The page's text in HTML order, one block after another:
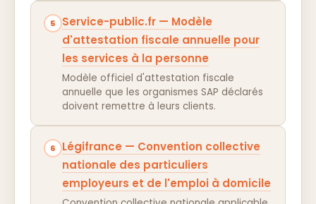
5
Service-public.fr — Modèle
d'attestation fiscale annuelle pour
les services à la personne
Modèle officiel d'attestation fiscale
annuelle que les organismes SAP déclarés
doivent remettre à leurs clients.
6
Légifrance — Convention collective
nationale des particuliers
employeurs et de l'emploi à domicile